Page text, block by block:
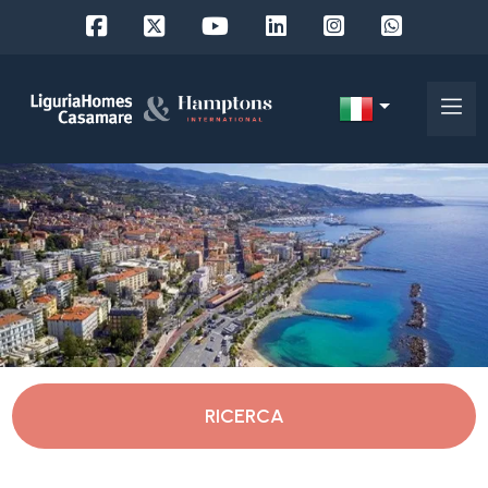
RICERCA
EN
FR
DE
RU
Chi
siamo
I
Scegli
dove
cercare
Imperia
Bordighera